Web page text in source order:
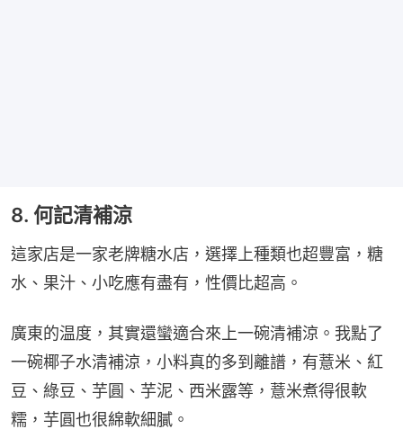
8. 何記清補涼
這家店是一家老牌糖水店，選擇上種類也超豐富，糖
水、果汁、小吃應有盡有，性價比超高。
廣東的温度，其實還蠻適合來上一碗清補涼。我點了
一碗椰子水清補涼，小料真的多到離譜，有薏米、紅
豆、綠豆、芋圓、芋泥、西米露等，薏米煮得很軟
糯，芋圓也很綿軟細膩。